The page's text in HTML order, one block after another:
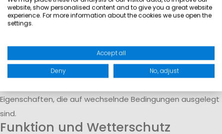
bestehende Ausrüstung gezielt zu ergänzen.
Offshore- und Inshore-Einsatz
stehen reduzierte Modelle aus dem Inshore- und Offshore-
Bereich zur Verfügung. Dazu gehören unter anderem
Eigenschaften, die auf wechselnde Bedingungen ausgelegt
sind.
Funktion und Wetterschutz
website, show personalised content and to give you a great website
experience. For more information about the cookies we use open the
settings.
Accept all
Deny No, adjust